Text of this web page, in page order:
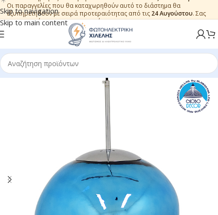
Skip to navigation
Skip to main content
Οι παραγγελίες που θα καταχωρηθούν αυτό το διάστημα θα
εξυπηρετηθούν με σειρά προτεραιότητας από τις 24 Αυγούστου. Σας
ευχαριστούμε για την εμπιστοσύνη.